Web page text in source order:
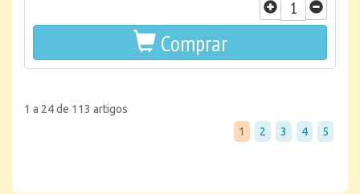
Comprar
1 a 24 de 113 artigos
1
2 3 4 5